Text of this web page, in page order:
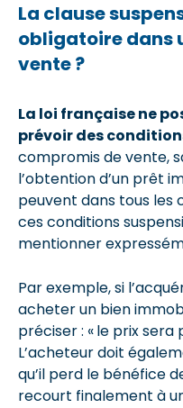
La clause
obligatoire dans
vente ?
La loi française ne
prévoir des
compromis de vente,
l’obtention d’un prêt
peuvent dans tous les
ces conditions
mentionner
Par exemple, si
acheter un bien
préciser : « le prix sera
L’acheteur doit
qu’il perd le bénéfice
recourt finalement à